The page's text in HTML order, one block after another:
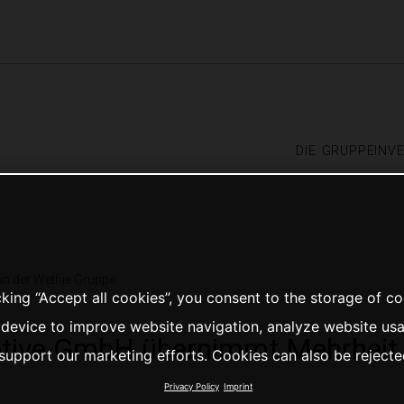
die gruppe
der Wethje Gruppe
GmbH übernimmt
“Accept all cookies”, you consent to the storage of
to improve website navigation, analyze website
support our marketing efforts. Cookies can also be
Privacy Policy Imprint